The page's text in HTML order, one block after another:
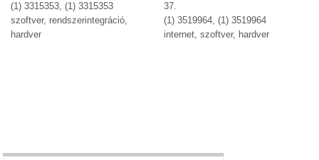
(1) 3315353, (1) 3315353
szoftver, rendszerintegráció,
hardver
37.
(1) 3519964, (1) 3519964
internet, szoftver, hardver